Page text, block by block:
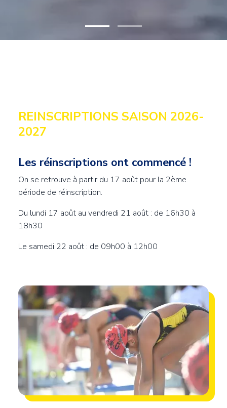
Titre
REINSCRIPTIONS SAISON 2026-
2027
Contenu
Les réinscriptions ont commencé !
On se retrouve à partir du 17 août pour la 2ème
période de réinscription.
Du lundi 17 août au vendredi 21 août : de 16h30 à
18h30
Le samedi 22 août : de 09h00 à 12h00
Image de fond
Image